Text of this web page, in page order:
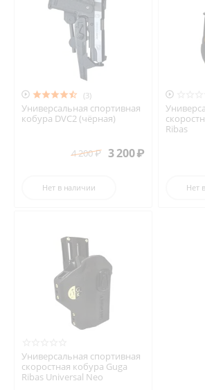
 (3)
Универсальная спортивная
кобура DVC2 (чёрная)
4 200₽ 3 200₽
Нет в наличии

Ribas
Нет
Универсальная спортивная
скоростная кобура Guga
Ribas Universal Neo